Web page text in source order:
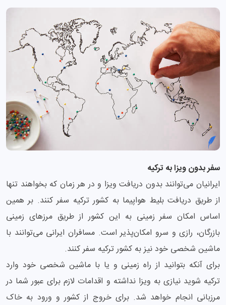
سفر بدون ویزا به ترکیه
ایرانیان می‌توانند بدون دریافت ویزا و در هر زمان که بخواهند تنها
از طریق دریافت بلیط هواپیما به کشور ترکیه سفر کنند. بر همین
اساس امکان سفر زمینی به این کشور از طریق مرزهای زمینی
بازرگان، رازی و سرو امکان‌‌پذیر است. مسافران ایرانی می‌توانند با
ماشین شخصی خود نیز به کشور ترکیه سفر کنند.
برای آنکه بتوانید از راه زمینی و یا با ماشین شخصی خود وارد
ترکیه شوید نیازی به ویزا نداشته و اقدامات لازم برای عبور شما در
مرزبانی انجام خواهد شد. برای خروج از کشور و ورود به خاک